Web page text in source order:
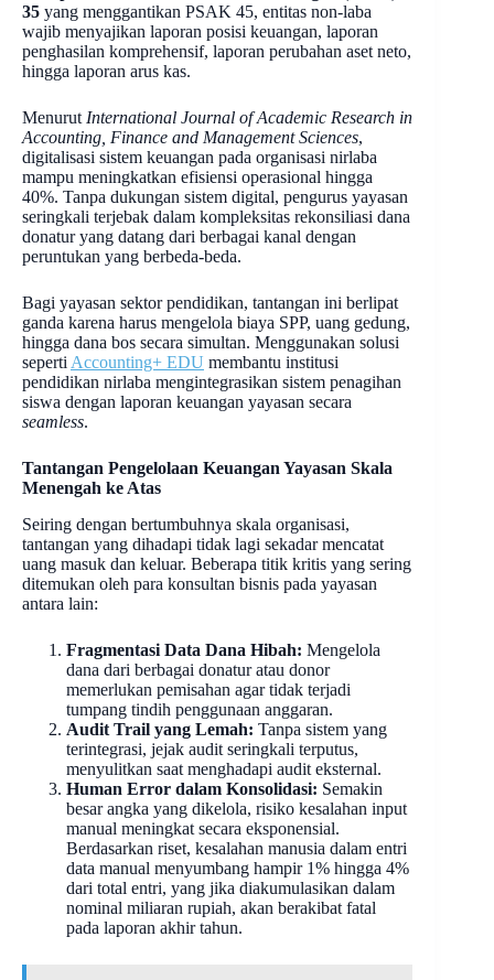
35 yang menggantikan PSAK 45, entitas non-laba
wajib menyajikan laporan posisi keuangan, laporan
penghasilan komprehensif, laporan perubahan aset neto,
hingga laporan arus kas.
Menurut International Journal of Academic Research in
Accounting, Finance and Management Sciences,
digitalisasi sistem keuangan pada organisasi nirlaba
mampu meningkatkan efisiensi operasional hingga
40%. Tanpa dukungan sistem digital, pengurus yayasan
seringkali terjebak dalam kompleksitas rekonsiliasi dana
donatur yang datang dari berbagai kanal dengan
peruntukan yang berbeda-beda.
Bagi yayasan sektor pendidikan, tantangan ini berlipat
ganda karena harus mengelola biaya SPP, uang gedung,
hingga dana bos secara simultan. Menggunakan solusi
seperti Accounting+ EDU membantu institusi
pendidikan nirlaba mengintegrasikan sistem penagihan
siswa dengan laporan keuangan yayasan secara
seamless.
Tantangan Pengelolaan Keuangan Yayasan Skala
Menengah ke Atas
Seiring dengan bertumbuhnya skala organisasi,
tantangan yang dihadapi tidak lagi sekadar mencatat
uang masuk dan keluar. Beberapa titik kritis yang sering
ditemukan oleh para konsultan bisnis pada yayasan
antara lain:
Fragmentasi Data Dana Hibah: Mengelola
dana dari berbagai donatur atau donor
memerlukan pemisahan agar tidak terjadi
tumpang tindih penggunaan anggaran.
Audit Trail yang Lemah: Tanpa sistem yang
terintegrasi, jejak audit seringkali terputus,
menyulitkan saat menghadapi audit eksternal.
Human Error dalam Konsolidasi: Semakin
besar angka yang dikelola, risiko kesalahan input
manual meningkat secara eksponensial.
Berdasarkan riset, kesalahan manusia dalam entri
data manual menyumbang hampir 1% hingga 4%
dari total entri, yang jika diakumulasikan dalam
nominal miliaran rupiah, akan berakibat fatal
pada laporan akhir tahun.